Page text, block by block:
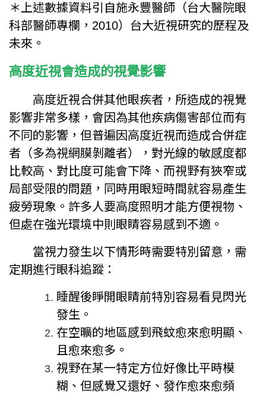
＊上述數據資料引自施永豐醫師（台大醫院眼
科部醫師專欄，2010）台大近視研究的歷程及
未來。
高度近視會造成的視覺影響
高度近視合併其他眼疾者，所造成的視覺
影響非常多樣，會因為其他疾病傷害部位而有
不同的影響，但普遍因高度近視而造成合併症
者（多為視網膜剝離者），對光線的敏感度都
比較高、對比度可能會下降、而視野有狹窄或
局部受限的問題，同時用眼短時間就容易產生
疲勞現象。許多人要高度照明才能方便視物、
但處在強光環境中則眼睛容易感到不適。
當視力發生以下情形時需要特別留意，需
定期進行眼科追蹤：
睡醒後睜開眼睛前特別容易看見閃光
發生。
在空曠的地區感到飛蚊愈來愈明顯、
且愈來愈多。
視野在某一特定方位好像比平時模
糊、但感覺又還好、發作愈來愈頻